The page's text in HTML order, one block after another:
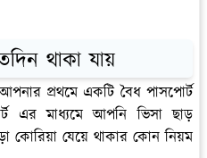
থাকা যায়
প্রথমে একটি বৈধ পাসপোর্ট
এর মাধ্যমে আপনি ভিসা ছাড়
কোরিয়া যেয়ে থাকার কোন নিয়ম